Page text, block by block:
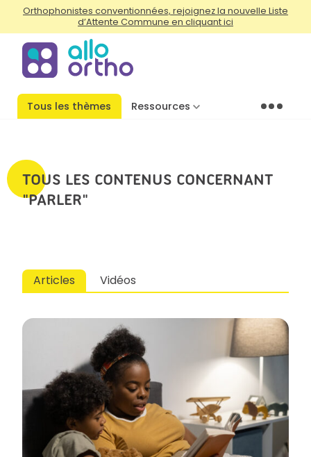
Orthophonistes conventionnées, rejoignez la nouvelle Liste
d’Attente Commune en cliquant ici
Tous les thèmes Ressources Menu
TOUS LES CONTENUS CONCERNANT
"PARLER"
Articles Vidéos